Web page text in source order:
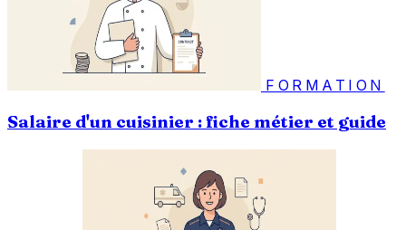
FORMATION
Salaire d'un cuisinier : fiche métier et guide